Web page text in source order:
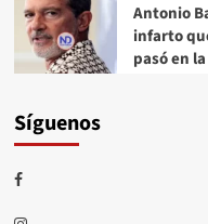
Antonio
infarto
pasó en
Síguenos